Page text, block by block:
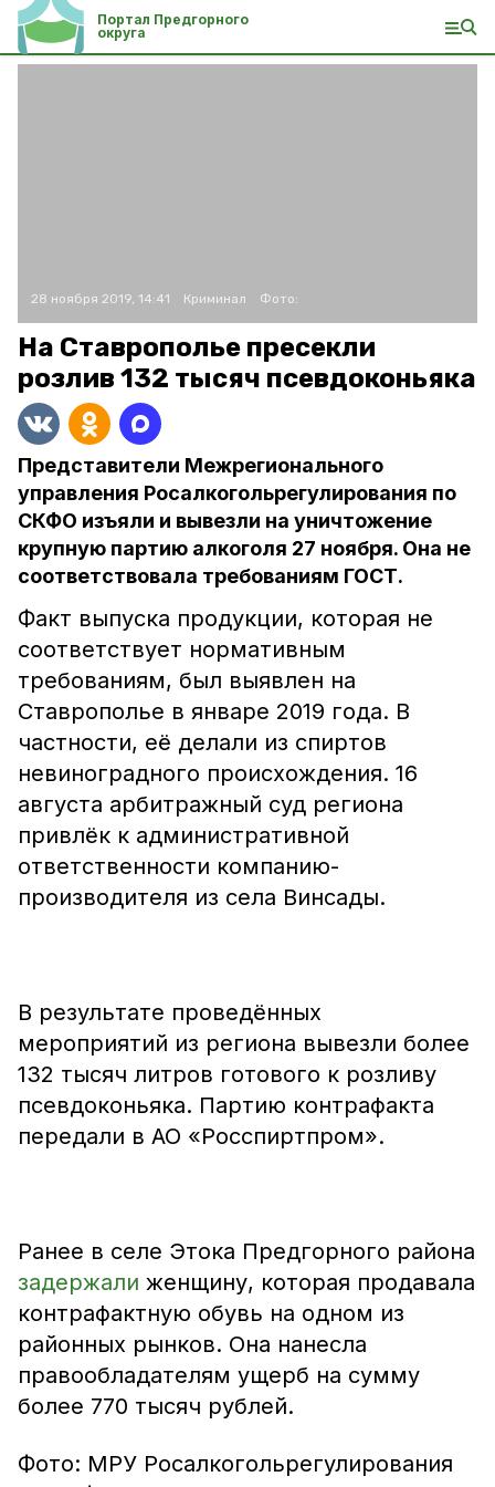
Портал Предгорного
округа
28 ноября 2019, 14:41 Криминал Фото:
На Ставрополье пресекли
розлив 132 тысяч псевдоконьяка
Представители Межрегионального
управления Росалкогольрегулирования по
СКФО изъяли и вывезли на уничтожение
крупную партию алкоголя 27 ноября. Она не
соответствовала требованиям ГОСТ.
Факт выпуска продукции, которая не
соответствует нормативным
требованиям, был выявлен на
Ставрополье в январе 2019 года. В
частности, её делали из спиртов
невиноградного происхождения. 16
августа арбитражный суд региона
привлёк к административной
ответственности компанию-
производителя из села Винсады.
В результате проведённых
мероприятий из региона вывезли более
132 тысяч литров готового к розливу
псевдоконьяка. Партию контрафакта
передали в АО «Росспиртпром».
Ранее в селе Этока Предгорного района
задержали женщину, которая продавала
контрафактную обувь на одном из
районных рынков. Она нанесла
правообладателям ущерб на сумму
более 770 тысяч рублей.
Фото: МРУ Росалкогольрегулирования